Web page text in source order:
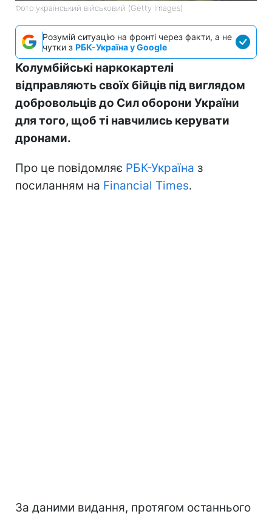
Фото:український військовий (Getty Images)
Розумій ситуацію на фронті через факти, а не
чутки з РБК-Україна у Google
Колумбійські наркокартелі
відправляють своїх бійців під виглядом
добровольців до Сил оборони України
для того, щоб ті навчились керувати
дронами.
Про це повідомляє РБК-Україна з
посиланням на Financial Times.
За даними видання, протягом останнього